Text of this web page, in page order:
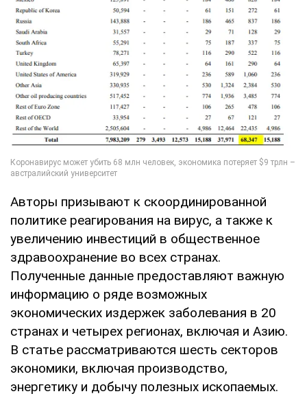
Авторы призывают к скоординированной
политике реагирования на вирус, а также к
увеличению инвестиций в общественное
здравоохранение во всех странах.
Полученные данные предоставляют важную
информацию о ряде возможных
экономических издержек заболевания в 20
странах и четырех регионах, включая и Азию.
В статье рассматриваются шесть секторов
экономики, включая производство,
энергетику и добычу полезных ископаемых.